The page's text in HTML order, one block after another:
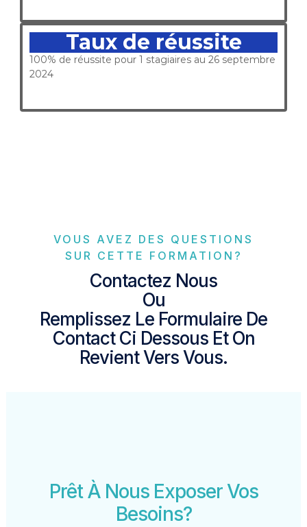
Taux de réussite
100% de réussite pour 1 stagiaires au 26 septembre
2024
VOUS AVEZ DES QUESTIONS
SUR CETTE FORMATION?
Contactez Nous
Ou
Remplissez Le Formulaire De
Contact Ci Dessous Et On
Revient Vers Vous.
Prêt À Nous Exposer Vos
Besoins?